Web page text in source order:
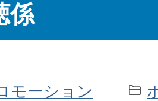
係
モーション